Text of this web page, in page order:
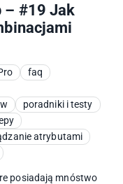
– #19 Jak
faq
poradniki i testy
atrybutami
posiadają mnóstwo